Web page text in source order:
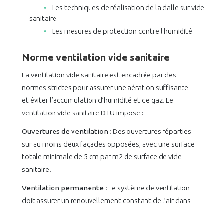
Les techniques de réalisation de la dalle sur vide
sanitaire
Les mesures de protection contre l’humidité
Norme ventilation vide sanitaire
La ventilation vide sanitaire est encadrée par des
normes strictes pour assurer une aération suffisante
et éviter l’accumulation d’humidité et de gaz. Le
ventilation vide sanitaire DTU impose :
Ouvertures de ventilation : Des ouvertures réparties
sur au moins deux façades opposées, avec une surface
totale minimale de 5 cm par m2 de surface de vide
sanitaire.
Ventilation permanente : Le système de ventilation
doit assurer un renouvellement constant de l’air dans